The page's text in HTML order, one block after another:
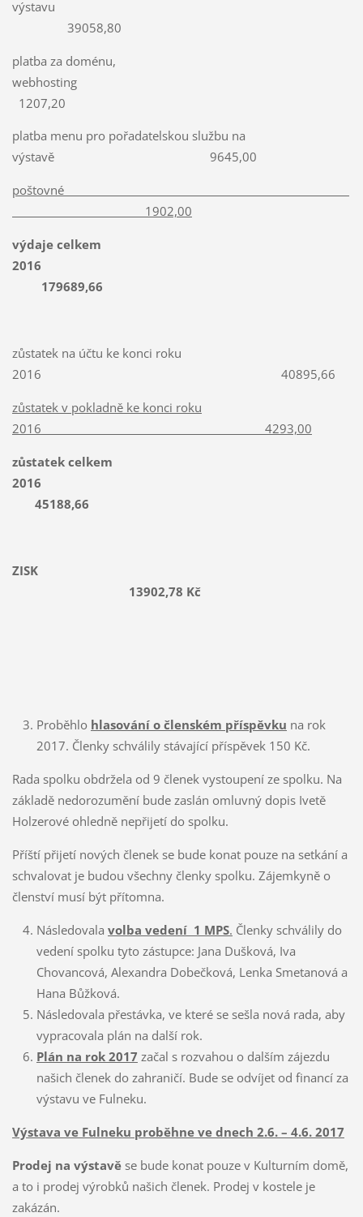
výstavu
39058,80
platba za doménu,
webhosting
1207,20
platba menu pro pořadatelskou službu na
výstavě 9645,00
poštovné
1902,00
výdaje celkem
2016
179689,66
zůstatek na účtu ke konci roku
2016 40895,66
zůstatek v pokladně ke konci roku
2016 4293,00
zůstatek celkem
2016
45188,66
ZISK
13902,78 Kč
Proběhlo hlasování o členském příspěvku na rok
2017. Členky schválily stávající příspěvek 150 Kč.
Rada spolku obdržela od 9 členek vystoupení ze spolku. Na
základě nedorozumění bude zaslán omluvný dopis Ivetě
Holzerové ohledně nepřijetí do spolku.
Příští přijetí nových členek se bude konat pouze na setkání a
schvalovat je budou všechny členky spolku. Zájemkyně o
členství musí být přítomna.
Následovala volba vedení 1 MPS. Členky schválily do
vedení spolku tyto zástupce: Jana Dušková, Iva
Chovancová, Alexandra Dobečková, Lenka Smetanová a
Hana Bůžková.
Následovala přestávka, ve které se sešla nová rada, aby
vypracovala plán na další rok.
Plán na rok 2017 začal s rozvahou o dalším zájezdu
našich členek do zahraničí. Bude se odvíjet od financí za
výstavu ve Fulneku.
Výstava ve Fulneku proběhne ve dnech 2.6. – 4.6. 2017
Prodej na výstavěse bude konat pouze v Kulturním domě,
a to i prodej výrobků našich členek. Prodej v kostele je
zakázán.